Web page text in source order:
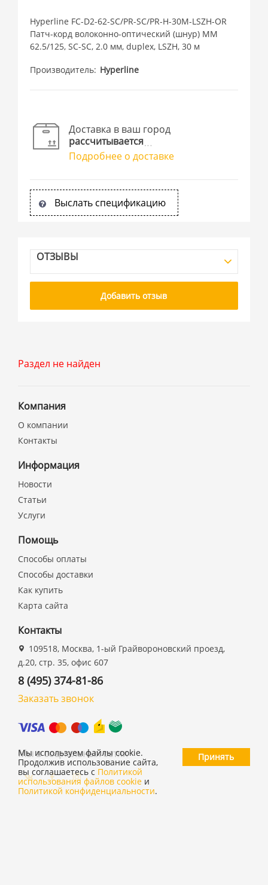
Hyperline FC-D2-62-SC/PR-SC/PR-H-30M-LSZH-OR
Патч-корд волоконно-оптический (шнур) MM
62.5/125, SC-SC, 2.0 мм, duplex, LSZH, 30 м
Производитель Hyperline
Доставка в ваш город
рассчитывается
Подробнее о доставке
Выслать спецификацию
ОТЗЫВЫ
Добавить отзыв
Раздел не найден
Компания
О компании
Контакты
Информация
Новости
Статьи
Услуги
Помощь
Способы оплаты
Способы доставки
Как купить
Карта сайта
Контакты
109518, Москва, 1-ый Грайвороновский проезд,
д.20, стр. 35, офис 607
8 (495) 374-81-86
Заказать звонок
Мы в социальных сетях
Мы используем файлы cookie.
Продолжив использование сайта,
вы соглашаетесь с Политикой
использования файлов cookie и
Политикой конфиденциальности.
Принять